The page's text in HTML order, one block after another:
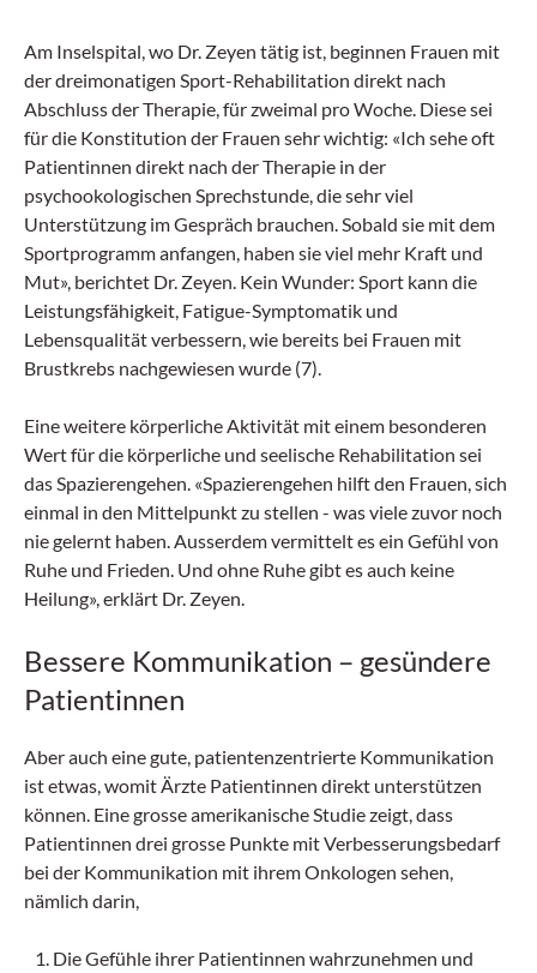
Am Inselspital, wo Dr. Zeyen tätig ist, beginnen Frauen mit
der dreimonatigen Sport-Rehabilitation direkt nach
Abschluss der Therapie, für zweimal pro Woche. Diese sei
für die Konstitution der Frauen sehr wichtig: «Ich sehe oft
Patientinnen direkt nach der Therapie in der
psychookologischen Sprechstunde, die sehr viel
Unterstützung im Gespräch brauchen. Sobald sie mit dem
Sportprogramm anfangen, haben sie viel mehr Kraft und
Mut», berichtet Dr. Zeyen. Kein Wunder: Sport kann die
Leistungsfähigkeit, Fatigue-Symptomatik und
Lebensqualität verbessern, wie bereits bei Frauen mit
Brustkrebs nachgewiesen wurde (7).
Eine weitere körperliche Aktivität mit einem besonderen
Wert für die körperliche und seelische Rehabilitation sei
das Spazierengehen. «Spazierengehen hilft den Frauen, sich
einmal in den Mittelpunkt zu stellen - was viele zuvor noch
nie gelernt haben. Ausserdem vermittelt es ein Gefühl von
Ruhe und Frieden. Und ohne Ruhe gibt es auch keine
Heilung», erklärt Dr. Zeyen.
Bessere Kommunikation – gesündere
Patientinnen
Aber auch eine gute, patientenzentrierte Kommunikation
ist etwas, womit Ärzte Patientinnen direkt unterstützen
können. Eine grosse amerikanische Studie zeigt, dass
Patientinnen drei grosse Punkte mit Verbesserungsbedarf
bei der Kommunikation mit ihrem Onkologen sehen,
nämlich darin,
Die Gefühle ihrer Patientinnen wahrzunehmen und